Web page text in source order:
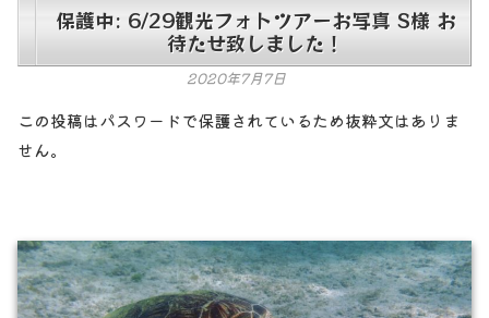
保護中: 6/29観光フォトツアーお写真 S様 お
待たせ致しました！
2020年7月7日
この投稿はパスワードで保護されているため抜粋文はありま
せん。